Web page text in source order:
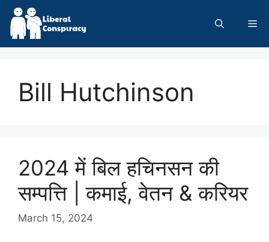
Skip
content
Bill Hutchinson
2024 में बिल हचिनसन की
सम्पत्ति | कमाई, वेतन & करियर
March 15, 2024